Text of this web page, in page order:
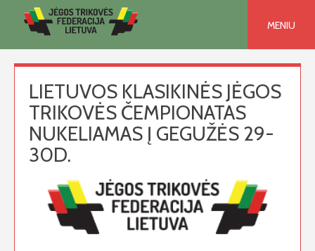
MENIU
LIETUVOS KLASIKINĖS JĖGOS
TRIKOVĖS ČEMPIONATAS
NUKELIAMAS Į GEGUŽĖS 29-
30D.